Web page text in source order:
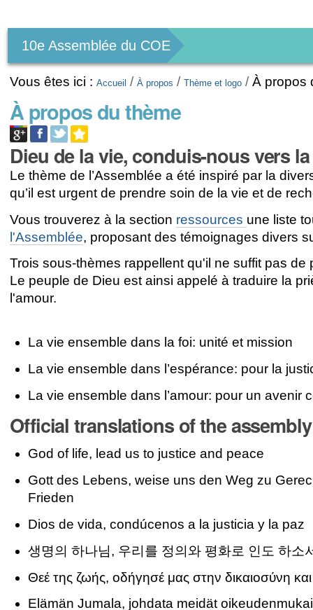
personnels
10e Assemblée du COE
Vous êtes ici : Accueil /À propos /Thème et logo /À propos
À propos du thème
Dieu de la vie, conduis-nous vers
Le thème de l’Assemblée a été inspiré par la
qu’il est urgent de prendre soin de la vie et de
Vous trouverez à la section ressources une liste
l'Assemblée, proposant des témoignages divers
Trois sous-thèmes rappellent qu'il ne suffit pas
Le peuple de Dieu est ainsi appelé à traduire la
l'amour.
La vie ensemble dans la foi: unité et mission
La vie ensemble dans l’espérance: pour la
La vie ensemble dans l’amour: pour un avenir
Official translations of the
God of life, lead us to justice and peace
Gott des Lebens, weise uns den Weg zu
Frieden
Dios de vida, condúcenos a la justicia y la paz
생명의 하나님, 우리를 정의와 평화로 인도 하소
Θεέ της ζωής, οδήγησέ μας στην δικαιοσύνη
Elämän Jumala, johdata meidät